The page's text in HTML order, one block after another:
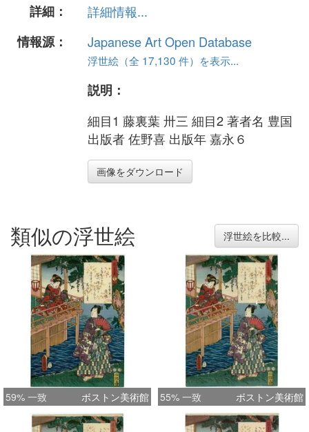
詳細：
詳細情報...
情報源：
Japanese Art Open Database
浮世絵（全 17,130 件）を表示...
説明：
細目1 藤裏葉 卅三 細目2 著者名 豊国
出版者 佐野喜 出版年 嘉永６
画像をダウンロード
類似の浮世絵 浮世絵を比較...
59% 一致 ボストン美術館 55% 一致 ボストン美術館